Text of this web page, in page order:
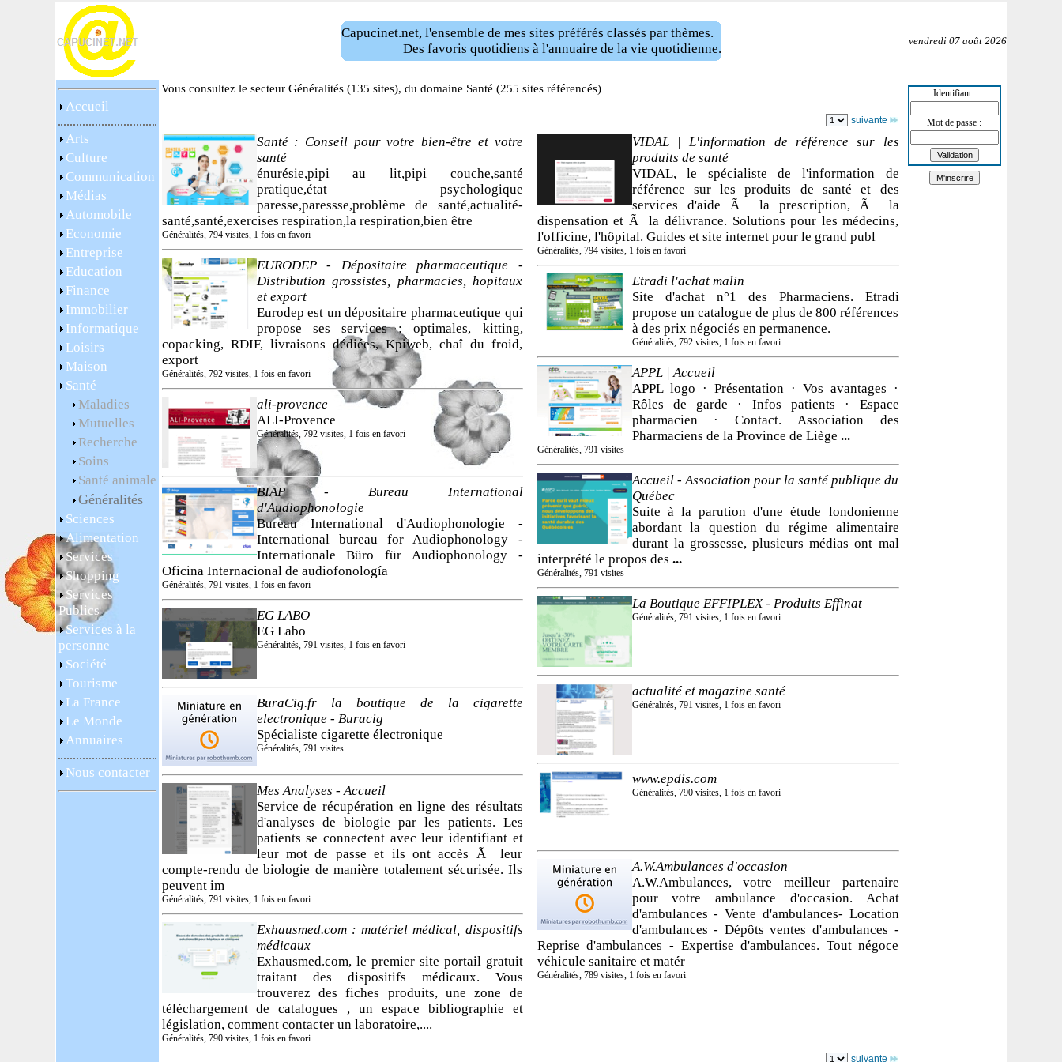
Capucinet.net, l'ensemble de mes sites préférés classés par thèmes.
Des favoris quotidiens à l'annuaire de la vie quotidienne.
vendredi 07 août 2026
Accueil
Arts
Culture
Communication
Médias
Automobile
Economie
Entreprise
Education
Finance
Immobilier
Informatique
Loisirs
Maison
Santé
Maladies
Mutuelles
Recherche
Soins
Santé animale
Généralités
Sciences
Alimentation
Services
Shopping
Services
Publics
Services à la
personne
Société
Tourisme
La France
Le Monde
Annuaires
Nous contacter
Vous consultez le secteur Généralités (135 sites), du domaine Santé (255 sites référencés)
suivante
Santé : Conseil pour votre bien-être et votre
santé
énurésie,pipi au lit,pipi couche,santé
pratique,état psychologique
paresse,paressse,problème de santé,actualité-
santé,santé,exercises respiration,la respiration,bien être
Généralités, 794 visites, 1 fois en favori
EURODEP - Dépositaire pharmaceutique -
Distribution grossistes, pharmacies, hopitaux
et export
Eurodep est un dépositaire pharmaceutique qui
propose ses services : optimales, kitting,
copacking, RDIF, livraisons dédiées, Kpiweb, chaî du froid,
export
Généralités, 792 visites, 1 fois en favori
ali-provence
ALI-Provence
Généralités, 792 visites, 1 fois en favori
BIAP - Bureau International
d'Audiophonologie
Bureau International d'Audiophonologie -
International bureau for Audiophonology -
Internationale Büro für Audiophonology -
Oficina Internacional de audiofonología
Généralités, 791 visites, 1 fois en favori
EG LABO
EG Labo
Généralités, 791 visites, 1 fois en favori
BuraCig.fr la boutique de la cigarette
electronique - Buracig
Spécialiste cigarette électronique
Généralités, 791 visites
Mes Analyses - Accueil
Service de récupération en ligne des résultats
d'analyses de biologie par les patients. Les
patients se connectent avec leur identifiant et
leur mot de passe et ils ont accès Ã leur
compte-rendu de biologie de manière totalement sécurisée. Ils
peuvent im
Généralités, 791 visites, 1 fois en favori
Exhausmed.com : matériel médical, dispositifs
médicaux
Exhausmed.com, le premier site portail gratuit
traitant des dispositifs médicaux. Vous
trouverez des fiches produits, une zone de
téléchargement de catalogues , un espace bibliographie et
législation, comment contacter un laboratoire,....
Généralités, 790 visites, 1 fois en favori
VIDAL | L'information de référence sur les
produits de santé
VIDAL, le spécialiste de l'information de
référence sur les produits de santé et des
services d'aide Ã la prescription, Ã la
dispensation et Ã la délivrance. Solutions pour les médecins,
l'officine, l'hôpital. Guides et site internet pour le grand publ
Généralités, 794 visites, 1 fois en favori
Etradi l'achat malin
Site d'achat n°1 des Pharmaciens. Etradi
propose un catalogue de plus de 800 références
à des prix négociés en permanence.
Généralités, 792 visites, 1 fois en favori
APPL | Accueil
APPL logo · Présentation · Vos avantages ·
Rôles de garde · Infos patients · Espace
pharmacien · Contact. Association des
Pharmaciens de la Province de Liège ...
Généralités, 791 visites
Accueil - Association pour la santé publique du
Québec
Suite à la parution d'une étude londonienne
abordant la question du régime alimentaire
durant la grossesse, plusieurs médias ont mal
interprété le propos des ...
Généralités, 791 visites
La Boutique EFFIPLEX - Produits Effinat
Généralités, 791 visites, 1 fois en favori
actualité et magazine santé
Généralités, 791 visites, 1 fois en favori
www.epdis.com
Généralités, 790 visites, 1 fois en favori
A.W.Ambulances d'occasion
A.W.Ambulances, votre meilleur partenaire
pour votre ambulance d'occasion. Achat
d'ambulances - Vente d'ambulances- Location
d'ambulances - Dépôts ventes d'ambulances -
Reprise d'ambulances - Expertise d'ambulances. Tout négoce
véhicule sanitaire et matér
Généralités, 789 visites, 1 fois en favori
suivante
Identifiant :
Mot de passe :